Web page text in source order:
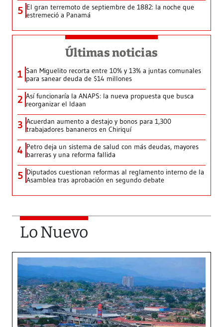
5 El gran terremoto de septiembre de 1882: la noche que
estremeció a Panamá
Últimas noticias
1 San Miguelito recorta entre 10% y 13% a juntas comunales
para sanear deuda de $14 millones
2 Así funcionaría la ANAPS: la nueva propuesta que busca
reorganizar el Idaan
3 Acuerdan aumento a destajo y bonos para 1,300
trabajadores bananeros en Chiriquí
4 Petro deja un sistema de salud con más deudas, mayores
barreras y una reforma fallida
5 Diputados cuestionan reformas al reglamento interno de la
Asamblea tras aprobación en segundo debate
Lo Nuevo